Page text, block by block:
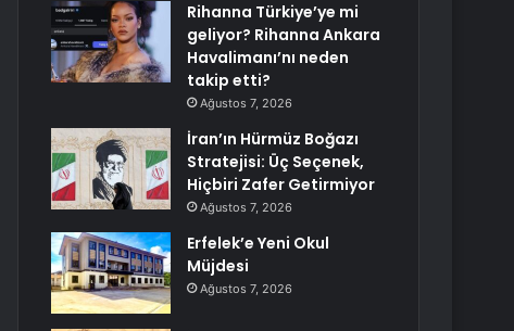
Rihanna Türkiye’ye mi
geliyor? Rihanna Ankara
Havalimanı’nı neden
takip etti?
Ağustos 7, 2026
İran’ın Hürmüz Boğazı
Stratejisi: Üç Seçenek,
Hiçbiri Zafer Getirmiyor
Ağustos 7, 2026
Erfelek’e Yeni Okul
Müjdesi
Ağustos 7, 2026